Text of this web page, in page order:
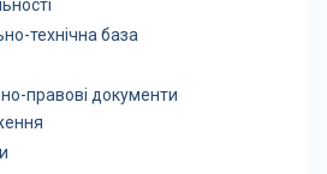
технічна база
правові документи